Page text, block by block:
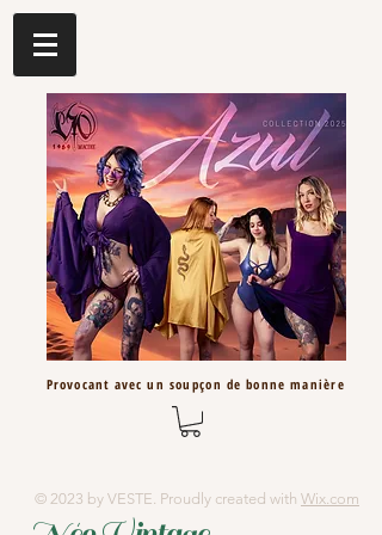
Provocant avec un soupçon de bonne manière
© 2023 by VESTE. Proudly created with Wix.com